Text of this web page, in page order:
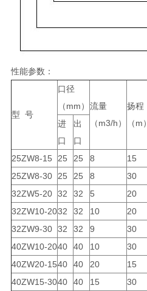
性能参数：
型 号
口径
（mm） 流量
（m3/h）
扬程
（m）
进
口
出
口
25ZW8-15
25 25 8 15
25ZW8-30
25 25 8 30
32ZW5-20 32 32 5 20
32ZW10-2032 32 10 20
32ZW9-30 32 32 9 30
40ZW10-2040 40 10 30
40ZW20-1540 40 20 15
40ZW15-3040 40 15 30